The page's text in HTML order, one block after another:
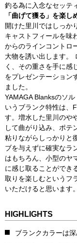
釣る為に入念なセッテ
「曲げて獲る」を楽し
開けた里川ではしっか
キャストフィールを味
からのラインコントロ
大物を誘い出します。
く、その重さを手に感
をプレゼンテーション
ました。
YAMAGA Blanksのソ
いうブランク特性は、
す。増水した里川のや
して曲がり込み、ポテ
粘りながらしっかりと
ブを与えずに確実なラ
はもちろん、小型のヤ
に感じ取ることができ
取りを楽しむというフ
いただけると思います。
HIGHLIGHTS
ブランクカラーは